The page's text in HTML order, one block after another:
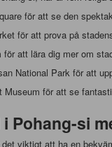
för att se den
för att prova på
att lära dig mer om
National Park för att
Museum för att se
Pohang-si
viktigt att ha en